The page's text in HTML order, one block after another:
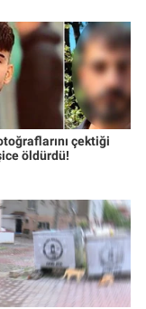
çektiği
öldürdü!